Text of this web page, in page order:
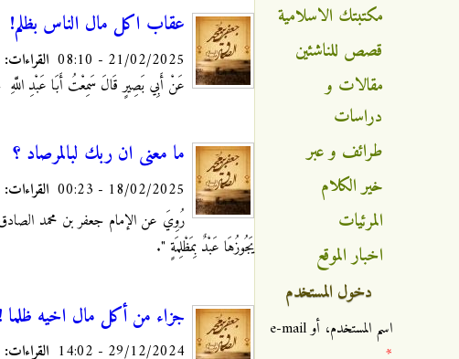
عقاب اكل مال الناس بظلم!
21/02/2025 - 08:10 القراءات:
عَنْ أَبِي بَصِيرٍ قَالَ سَمِعْتُ أَبَا عَبْدِ اللَّهِ
ما معنى ان ربك لبالمرصاد ؟
18/02/2025 - 00:23 القراءات:
رُوِيَ عن الإمام جعفر بن محمد
يَجُوزُهَا عَبْدٌ بِمَظْلِمَةٍ ".
جزاء من أكل مال اخيه ظلما !
29/12/2024 - 14:02 القراءات:
مكتبتك الاسلامية
قصص للناشئين
مقالات و
دراسات
طرائف و عبر
خير الكلام
المرئيات
اخبار الموقع
دخول المستخدم
‏اسم المستخدم، أو e-mail